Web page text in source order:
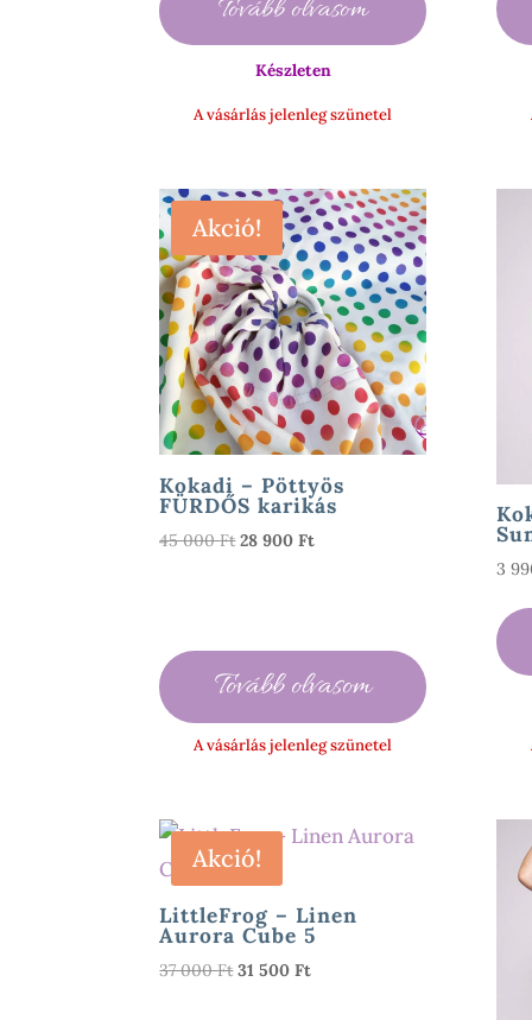
Tovább olvasom
Készleten
A vásárlás jelenleg szünetel
Akció!
Kokadi – Pöttyös
FÜRDŐS karikás
45 000FtOriginal
000 Ft.
28 900Ft
900 Ft.
Tovább olvasom
A vásárlás jelenleg szünetel
3
Akció!
LittleFrog – Linen
Aurora Cube 5
37 000FtOriginal
31 500FtCurrent